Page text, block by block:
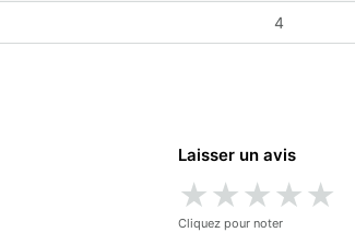
4
Laisser un avis
★★★★★
Cliquez pour noter